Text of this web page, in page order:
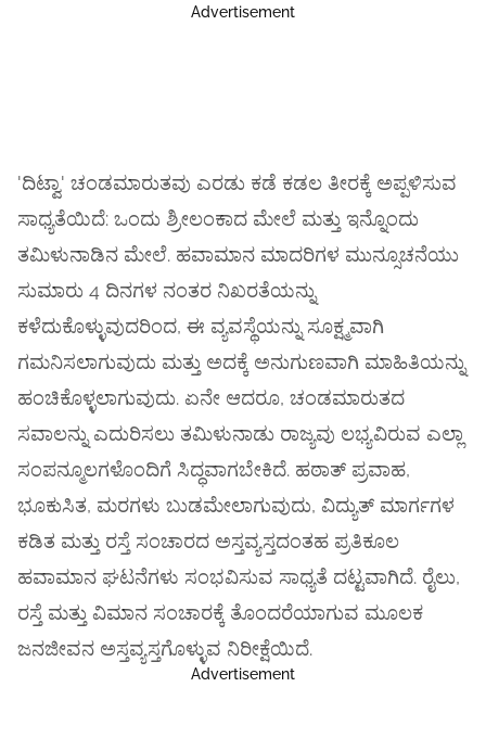
Advertisement
'ದಿಟ್ವಾ' ಚಂಡಮಾರುತವು ಎರಡು ಕಡೆ ಕಡಲ ತೀರಕ್ಕೆ ಅಪ್ಪಳಿಸುವ
ಸಾಧ್ಯತೆಯಿದೆ: ಒಂದು ಶ್ರೀಲಂಕಾದ ಮೇಲೆ ಮತ್ತು ಇನ್ನೊಂದು
ತಮಿಳುನಾಡಿನ ಮೇಲೆ. ಹವಾಮಾನ ಮಾದರಿಗಳ ಮುನ್ಸೂಚನೆಯು
ಸುಮಾರು 4 ದಿನಗಳ ನಂತರ ನಿಖರತೆಯನ್ನು
ಕಳೆದುಕೊಳ್ಳುವುದರಿಂದ, ಈ ವ್ಯವಸ್ಥೆಯನ್ನು ಸೂಕ್ಷ್ಮವಾಗಿ
ಗಮನಿಸಲಾಗುವುದು ಮತ್ತು ಅದಕ್ಕೆ ಅನುಗುಣವಾಗಿ ಮಾಹಿತಿಯನ್ನು
ಹಂಚಿಕೊಳ್ಳಲಾಗುವುದು. ಏನೇ ಆದರೂ, ಚಂಡಮಾರುತದ
ಸವಾಲನ್ನು ಎದುರಿಸಲು ತಮಿಳುನಾಡು ರಾಜ್ಯವು ಲಭ್ಯವಿರುವ ಎಲ್ಲಾ
ಸಂಪನ್ಮೂಲಗಳೊಂದಿಗೆ ಸಿದ್ಧವಾಗಬೇಕಿದೆ. ಹಠಾತ್ ಪ್ರವಾಹ,
ಭೂಕುಸಿತ, ಮರಗಳು ಬುಡಮೇಲಾಗುವುದು, ವಿದ್ಯುತ್ ಮಾರ್ಗಗಳ
ಕಡಿತ ಮತ್ತು ರಸ್ತೆ ಸಂಚಾರದ ಅಸ್ತವ್ಯಸ್ತದಂತಹ ಪ್ರತಿಕೂಲ
ಹವಾಮಾನ ಘಟನೆಗಳು ಸಂಭವಿಸುವ ಸಾಧ್ಯತೆ ದಟ್ಟವಾಗಿದೆ. ರೈಲು,
ರಸ್ತೆ ಮತ್ತು ವಿಮಾನ ಸಂಚಾರಕ್ಕೆ ತೊಂದರೆಯಾಗುವ ಮೂಲಕ
ಜನಜೀವನ ಅಸ್ತವ್ಯಸ್ತಗೊಳ್ಳುವ ನಿರೀಕ್ಷೆಯಿದೆ.
Advertisement